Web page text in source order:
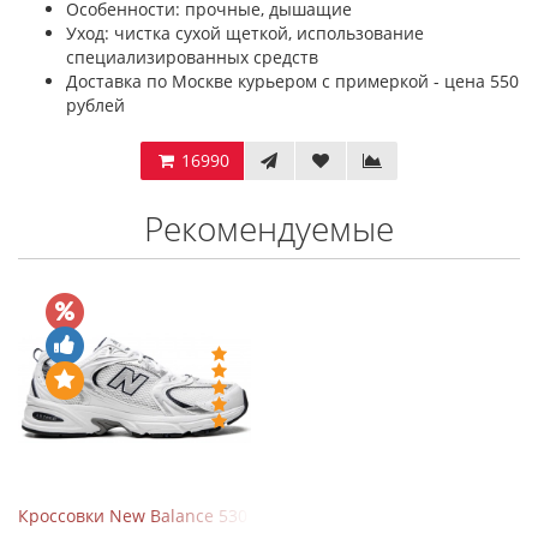
Особенности: прочные, дышащие
Уход: чистка сухой щеткой, использование
специализированных средств
Доставка по Москве курьером с примеркой - цена 550
рублей
16990
Рекомендуемые
Кроссовки New Balance 530 White Silver Navy